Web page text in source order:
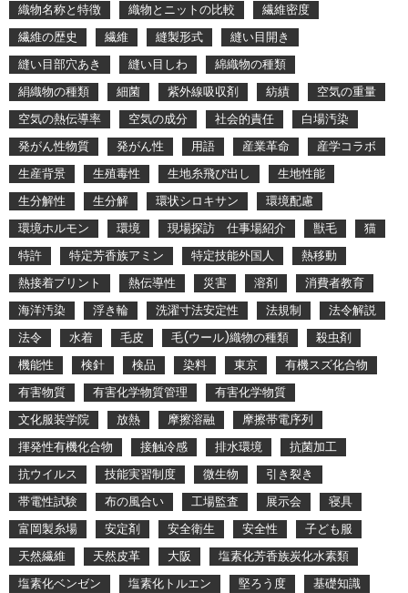
織物名称と特徴
織物とニットの比較
繊維密度
繊維の歴史
繊維 縫製形式
縫い目開き
縫い目部穴あき
縫い目しわ
綿織物の種類
絹織物の種類
細菌 紫外線吸収剤 紡績
空気の重量
空気の熱伝導率
空気の成分 社会的責任
白場汚染
発がん性物質
発がん性 用語 産業革命
産学コラボ
生産背景
生殖毒性 生地糸飛び出し
生地性能
生分解性
生分解 環状シロキサン
環境配慮
環境ホルモン
環境 現場探訪 仕事場紹介 獣毛
猫
特許
特定芳香族アミン 特定技能外国人
熱移動
熱接着プリント
熱伝導性 災害 溶剤
消費者教育
海洋汚染
浮き輪 洗濯寸法安定性 法規制
法令解説
法令
水着 毛皮 毛(ウール)織物の種類
殺虫剤
機能性
検針 検品 染料 東京
有機スズ化合物
有害物質
有害化学物質管理
有害化学物質
文化服装学院
放熱 摩擦溶融
摩擦帯電序列
揮発性有機化合物
接触冷感 排水環境
抗菌加工
抗ウイルス
技能実習制度 微生物
引き裂き
帯電性試験
布の風合い 工場監査 展示会
寝具
富岡製糸場
安定剤 安全衛生 安全性
子ども服
天然繊維
天然皮革 大阪
塩素化芳香族炭化水素類
塩素化ベンゼン
塩素化トルエン 堅ろう度
基礎知識